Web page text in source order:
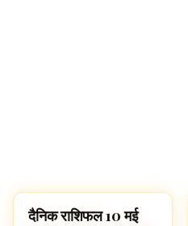
ज्योतिष
दैनिक राशिफल 10 मई